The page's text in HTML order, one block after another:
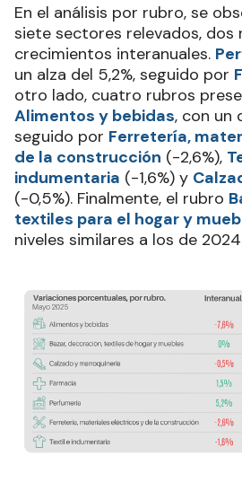
En el análisis por rubro, se
siete sectores relevados, dos
crecimientos interanuales.
un alza del 5,2%, seguido por
otro lado, cuatro rubros
Alimentos y bebidas, con un
seguido por Ferretería,
de la construcción (-2,6%),
indumentaria (-1,6%) y
(-0,5%). Finalmente, el rubro
textiles para el hogar y
niveles similares a los de